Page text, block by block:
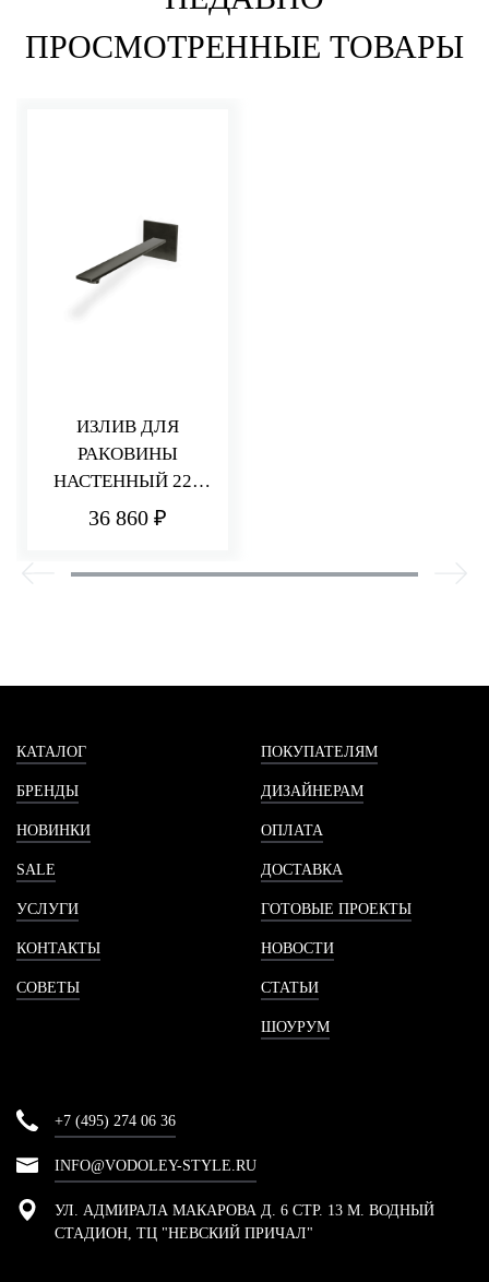
ПРОСМОТРЕННЫЕ ТОВАРЫ
ИЗЛИВ ДЛЯ
РАКОВИНЫ
НАСТЕННЫЙ 220
ММ Q30
36 860 ₽
КАТАЛОГ
БРЕНДЫ
НОВИНКИ
SALE
УСЛУГИ
КОНТАКТЫ
СОВЕТЫ
ПОКУПАТЕЛЯМ
ДИЗАЙНЕРАМ
ОПЛАТА
ДОСТАВКА
ГОТОВЫЕ ПРОЕКТЫ
НОВОСТИ
СТАТЬИ
ШОУРУМ
+7 (495) 274 06 36
INFO@VODOLEY-STYLE.RU
УЛ. АДМИРАЛА МАКАРОВА Д. 6 СТР. 13 М. ВОДНЫЙ
СТАДИОН, ТЦ "НЕВСКИЙ ПРИЧАЛ"